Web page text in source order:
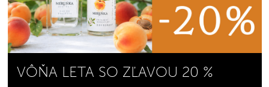
VÔŇA LETA SO ZĽAVOU 20 %